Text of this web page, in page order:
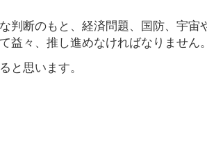
判断のもと、経済問題、国防、宇宙
々、推し進めなければなりません。
と思います。